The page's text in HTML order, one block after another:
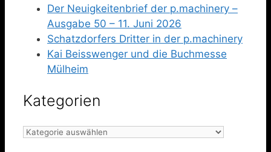
Der Neuigkeitenbrief der p.machinery –
Ausgabe 50 – 11. Juni 2026
Schatzdorfers Dritter in der p.machinery
Kai Beisswenger und die Buchmesse
Mülheim
Kategorien
Kategorien